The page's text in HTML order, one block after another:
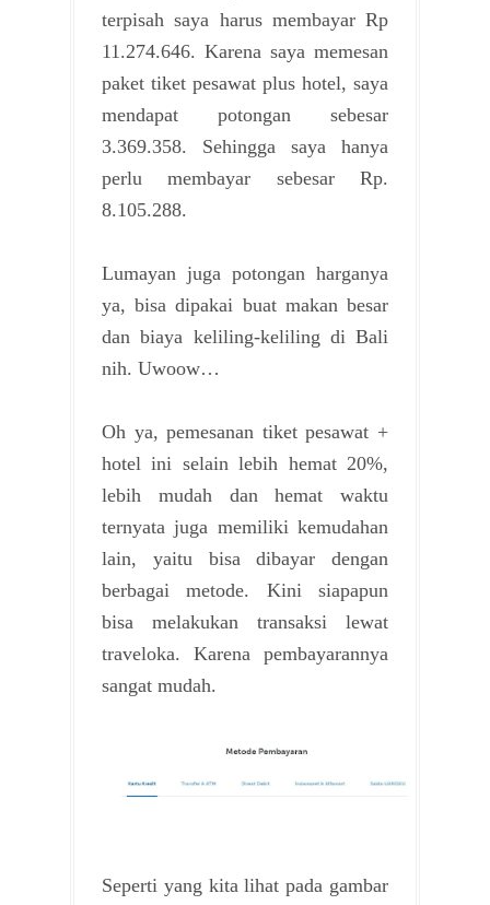
terpisah saya harus membayar Rp
11.274.646. Karena saya memesan
paket tiket pesawat plus hotel, saya
mendapat potongan sebesar
3.369.358. Sehingga saya hanya
perlu membayar sebesar Rp.
8.105.288.
Lumayan juga potongan harganya
ya, bisa dipakai buat makan besar
dan biaya keliling-keliling di Bali
nih. Uwoow…
Oh ya, pemesanan tiket pesawat +
hotel ini selain lebih hemat 20%,
lebih mudah dan hemat waktu
ternyata juga memiliki kemudahan
lain, yaitu bisa dibayar dengan
berbagai metode. Kini siapapun
bisa melakukan transaksi lewat
traveloka. Karena pembayarannya
sangat mudah.
Seperti yang kita lihat pada gambar